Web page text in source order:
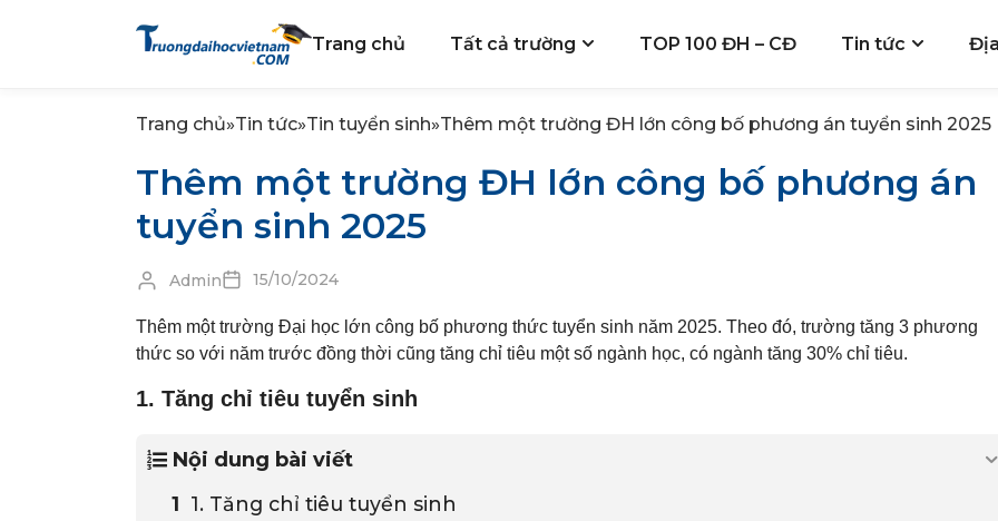
Trang chủ Tất cả trường TOP 100 ĐH – CĐ Tin tức
Trang chủ»Tin tức»Tin tuyển sinh»Thêm một trường ĐH lớn công bố phương án tuyển sinh 2025
Thêm một trường ĐH lớn công bố phương án
tuyển sinh 2025
Admin 15/10/2024
Thêm một trường Đại học lớn công bố phương thức tuyển sinh năm 2025. Theo đó, trường tăng 3 phương
thức so với năm trước đồng thời cũng tăng chỉ tiêu một số ngành học, có ngành tăng 30% chỉ tiêu.
1. Tăng chỉ tiêu tuyển sinh
Nội dung bài viết
1. Tăng chỉ tiêu tuyển sinh